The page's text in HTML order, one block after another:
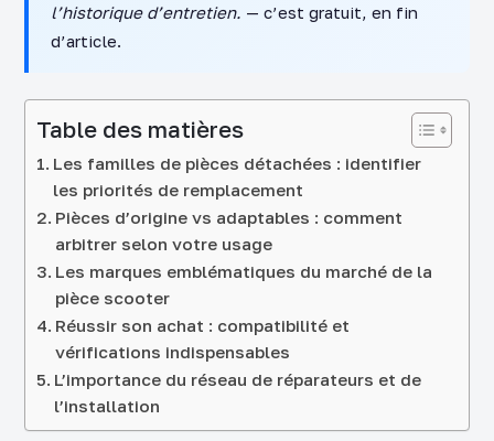
l’historique d’entretien. — c’est gratuit, en fin
d’article.
Table des matières
Les familles de pièces détachées : identifier
les priorités de remplacement
Pièces d’origine vs adaptables : comment
arbitrer selon votre usage
Les marques emblématiques du marché de la
pièce scooter
Réussir son achat : compatibilité et
vérifications indispensables
L’importance du réseau de réparateurs et de
l’installation